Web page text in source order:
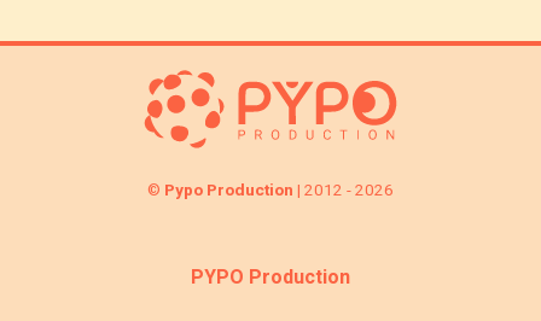
© Pypo Production | 2012 - 2026
PYPO Production